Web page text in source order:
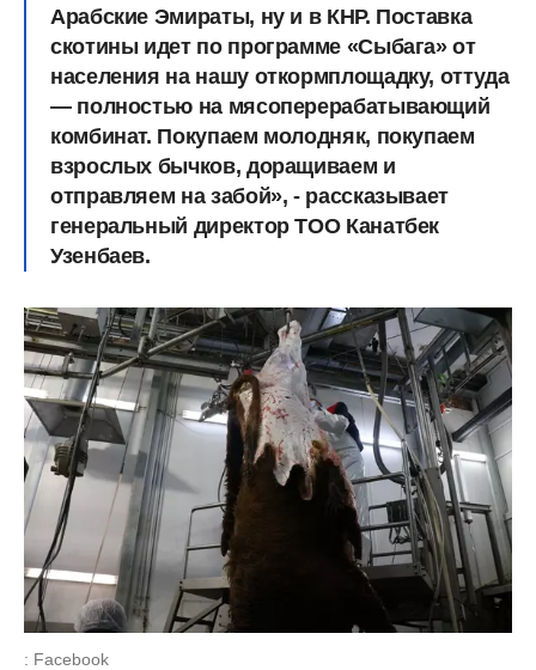
Арабские Эмираты, ну и в КНР. Поставка
скотины идет по программе «Сыбага» от
населения на нашу откормплощадку, оттуда
— полностью на мясоперерабатывающий
комбинат. Покупаем молодняк, покупаем
взрослых бычков, доращиваем и
отправляем на забой», - рассказывает
генеральный директор ТОО Канатбек
Узенбаев.
: Facebook